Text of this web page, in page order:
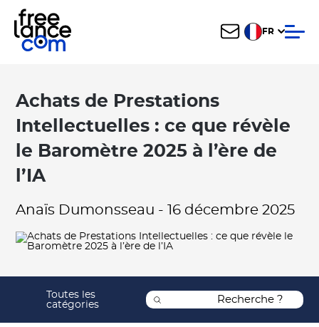
FR
Achats de Prestations
Intellectuelles : ce que révèle
le Baromètre 2025 à l’ère de
l’IA
Anaïs Dumonsseau - 16 décembre 2025
Toutes les
catégories